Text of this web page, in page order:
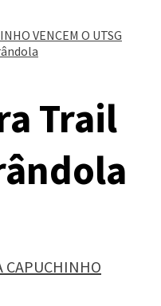
VENCEM O UTSG
Trail
CAPUCHINHO